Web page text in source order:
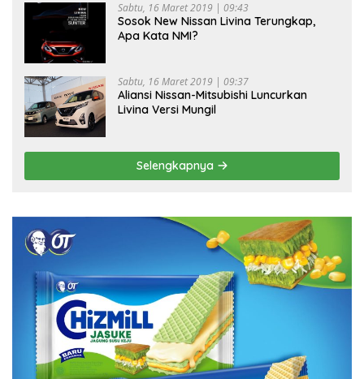
Sabtu, 16 Maret 2019 | 09:43
Sosok New Nissan Livina Terungkap,
Apa Kata NMI?
Sabtu, 16 Maret 2019 | 09:37
Aliansi Nissan-Mitsubishi Luncurkan
Livina Versi Mungil
Selengkapnya